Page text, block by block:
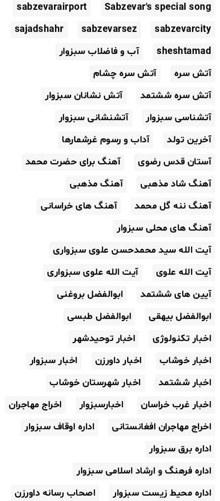
Sabzevar's special song
sabzevarairport
sabzevarcity
sabzevarsez
sajadshahr
sheshtamad
آب و فاضلاب سبزوار
آتش سره
آتش سره چشام
آتش سره ششتمد
آتش نشانان سبزوار
آتشناسی سبزوار
آتشنشانی سبزوار
آخرین تولد
آداب و رسوم غرشمارها
آستان قدس رضوی
آهنگ برای حضرت محمد
آهنگ شاد مذهبی
آهنگ مذهبی
آهنگ ننه گل محمد
آهنگ های خراسانی
آهنگ های محلی سبزوار
آیت الله سید محمدحسن علوی سبزواری
آیت الله علوی
آیت الله علوی سبزواری
آیین های ششتمد
ابوالفضل بروغنی
ابوالفضل بیهقی
ابوالفضل طبسی
اخبار تکنولوژی
اخبار توحیدشهر
اخبار خوشاب
اخبار داورزن
اخبار سبزوار
اخبار ششتمد
اخبار شهرستان خوشاب
اخبار غرب خراسان
اخبارسبزوار
اخراج مهاجران
اخراج مهاجران افغانستانی
اداره اوقاف سبزوار
اداره برق سبزوار
اداره فرهنگ و ارشاد اسلامی سبزوار
اداره محیط زیست سبزوار
اصحاب رسانه داورزن